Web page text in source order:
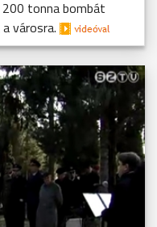
tonna bombát
városra.